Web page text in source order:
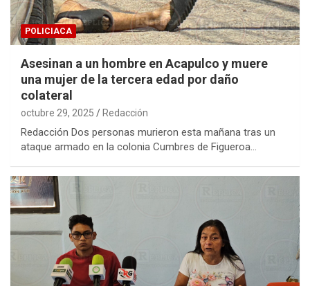
POLICIACA
Asesinan a un hombre en Acapulco y muere
una mujer de la tercera edad por daño
colateral
octubre 29, 2025 Redacción
Redacción Dos personas murieron esta mañana tras un
ataque armado en la colonia Cumbres de Figueroa…